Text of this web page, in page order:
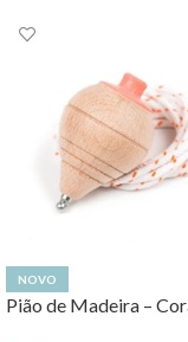
NOVO
Pião de Madeira –